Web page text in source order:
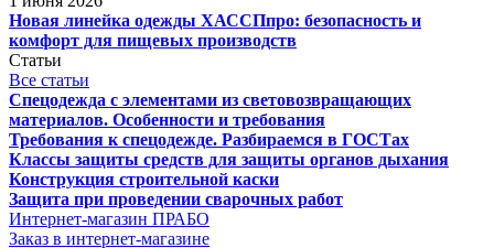
Новая линейка одежды ХАССПпро: безопасность и
комфорт для пищевых производств
Статьи
Все статьи
Спецодежда с элементами из световозвращающих
материалов. Особенности и требования
Требования к спецодежде. Разбираемся в ГОСТах
Классы защиты средств для защиты органов дыхания
Конструкция строительной каски
Защита при проведении сварочных работ
Интернет-магазин ПРАБО
Заказ в интернет-магазине